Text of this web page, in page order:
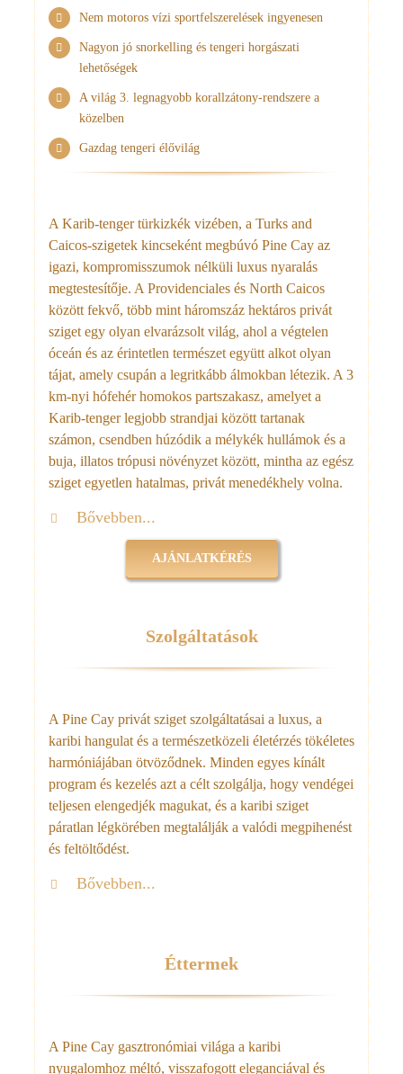
Nem motoros vízi sportfelszerelések ingyenesen
Nagyon jó snorkelling és tengeri horgászati
lehetőségek
A világ 3. legnagyobb korallzátony-rendszere a
közelben
Gazdag tengeri élővilág
A Karib-tenger türkizkék vizében, a Turks and
Caicos-szigetek kincseként megbúvó Pine Cay az
igazi, kompromisszumok nélküli luxus nyaralás
megtestesítője. A Providenciales és North Caicos
között fekvő, több mint háromszáz hektáros privát
sziget egy olyan elvarázsolt világ, ahol a végtelen
óceán és az érintetlen természet együtt alkot olyan
tájat, amely csupán a legritkább álmokban létezik. A 3
km-nyi hófehér homokos partszakasz, amelyet a
Karib-tenger legjobb strandjai között tartanak
számon, csendben húzódik a mélykék hullámok és a
buja, illatos trópusi növényzet között, mintha az egész
sziget egyetlen hatalmas, privát menedékhely volna.
Bővebben...
AJÁNLATKÉRÉS
Szolgáltatások
A Pine Cay privát sziget szolgáltatásai a luxus, a
karibi hangulat és a természetközeli életérzés tökéletes
harmóniájában ötvöződnek. Minden egyes kínált
program és kezelés azt a célt szolgálja, hogy vendégei
teljesen elengedjék magukat, és a karibi sziget
páratlan légkörében megtalálják a valódi megpihenést
és feltöltődést.
Bővebben...
Éttermek
A Pine Cay gasztronómiai világa a karibi
nyugalomhoz méltó, visszafogott eleganciával és